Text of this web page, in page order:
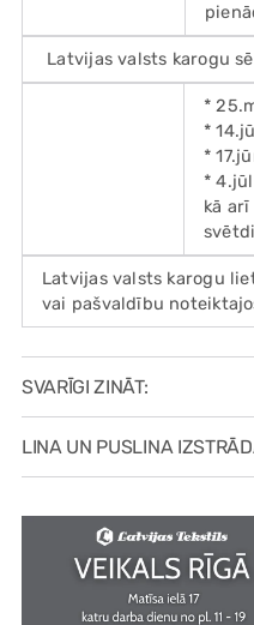
Latvijas valsts karogu
*
*
*
*
kā
Latvijas valsts karogu
vai pašvaldību
SVARĪGI ZINĀT:
LINA UN PUSLINA